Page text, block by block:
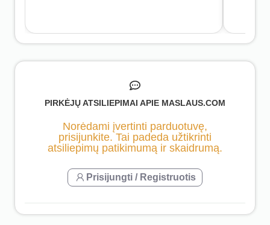
PIRKĖJŲ ATSILIEPIMAI APIE MASLAUS.COM
Norėdami įvertinti parduotuvę,
prisijunkite. Tai padeda užtikrinti
atsiliepimų patikimumą ir skaidrumą.
Prisijungti / Registruotis